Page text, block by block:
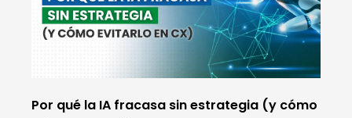
Por qué la IA fracasa sin estrategia (y cómo